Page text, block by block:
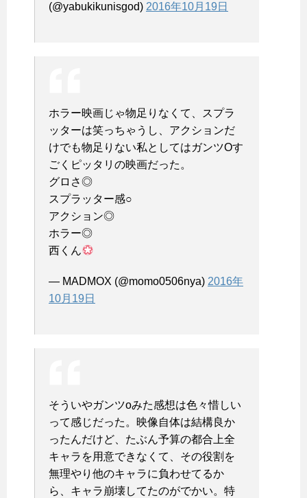
(@yabukikunisgod) 2016年10月19日
ホラー映画じゃ物足りなくて、スプラ
ッターは笑っちゃうし、アクションだ
けでも物足りない私としてはガンツOす
ごくピッタリの映画だった。
グロさ◎
スプラッター感○
アクション◎
ホラー◎
西くん
— MADMOX (@momo0506nya) 2016年
10月19日
そういやガンツoみた感想は色々惜しい
って感じだった。映像自体は結構良か
ったんだけど、たぶん予算の都合上全
キャラを用意できなくて、その役割を
無理やり他のキャラに負わせてるか
ら、キャラ崩壊してたのがでかい。特